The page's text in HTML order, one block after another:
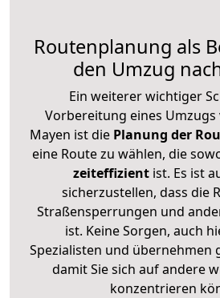
Routenplanung als
den Umzug
Ein weiterer wichtiger
Vorbereitung eines Umzugs
Mayen ist diePlanung der
eine Route zu wählen, die
zeiteffizientist. Es ist
sicherzustellen, dass die
Straßensperrungen und
ist. Keine Sorgen, auch
Spezialisten und übernehmen
damit Sie sich auf andere
konzentrieren